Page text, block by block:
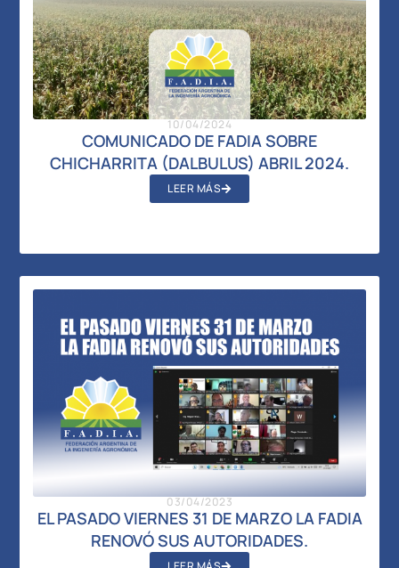
10/04/2024
COMUNICADO DE FADIA SOBRE
CHICHARRITA (DALBULUS) ABRIL 2024.
LEER MÁS
03/04/2023
EL PASADO VIERNES 31 DE MARZO LA FADIA
RENOVÓ SUS AUTORIDADES.